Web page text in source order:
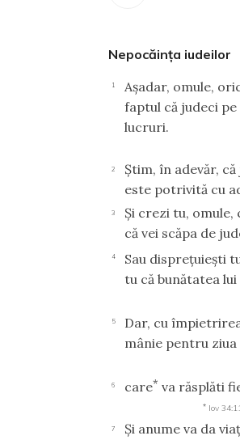
Nepocăinţa iudeilor
1 Aşadar, omule,
faptul că judeci
lucruri.
2
Ştim, în adevăr,
este potrivită cu
3
Şi crezi tu, omule,
că vei scăpa de
4 Sau dispreţuieşti
tu că bunătatea
5 Dar, cu
mânie pentru
6 care* va răsplăti
* Iov
7
Şi anume va da